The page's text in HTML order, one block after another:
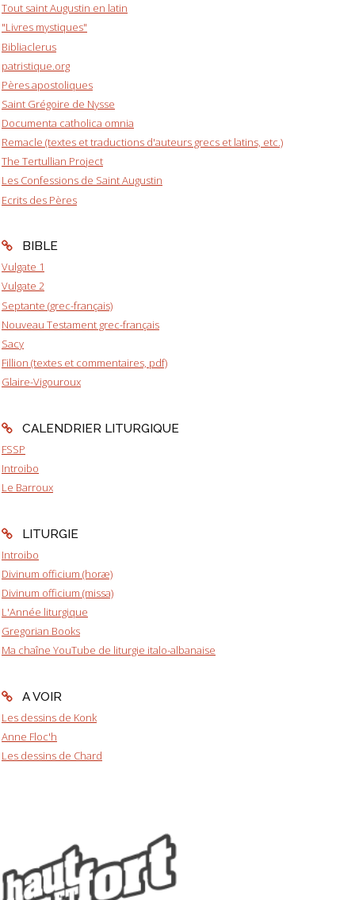
Tout saint Augustin en latin
"Livres mystiques"
Bibliaclerus
patristique.org
Pères apostoliques
Saint Grégoire de Nysse
Documenta catholica omnia
Remacle (textes et traductions d'auteurs grecs et latins, etc.)
The Tertullian Project
Les Confessions de Saint Augustin
Ecrits des Pères
BIBLE
Vulgate 1
Vulgate 2
Septante (grec-français)
Nouveau Testament grec-français
Sacy
Fillion (textes et commentaires, pdf)
Glaire-Vigouroux
CALENDRIER LITURGIQUE
FSSP
Introibo
Le Barroux
LITURGIE
Introibo
Divinum officium (horæ)
Divinum officium (missa)
L'Année liturgique
Gregorian Books
Ma chaîne YouTube de liturgie italo-albanaise
A VOIR
Les dessins de Konk
Anne Floc'h
Les dessins de Chard